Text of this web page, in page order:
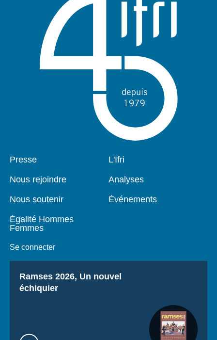
Pied
Presse
Nous rejoindre
Nous soutenir
Égalité Hommes
Femmes
Se connecter
Navigation
L'Ifri
Analyses
Événements
Titre
Ramses 2026, Un nouvel
échiquier